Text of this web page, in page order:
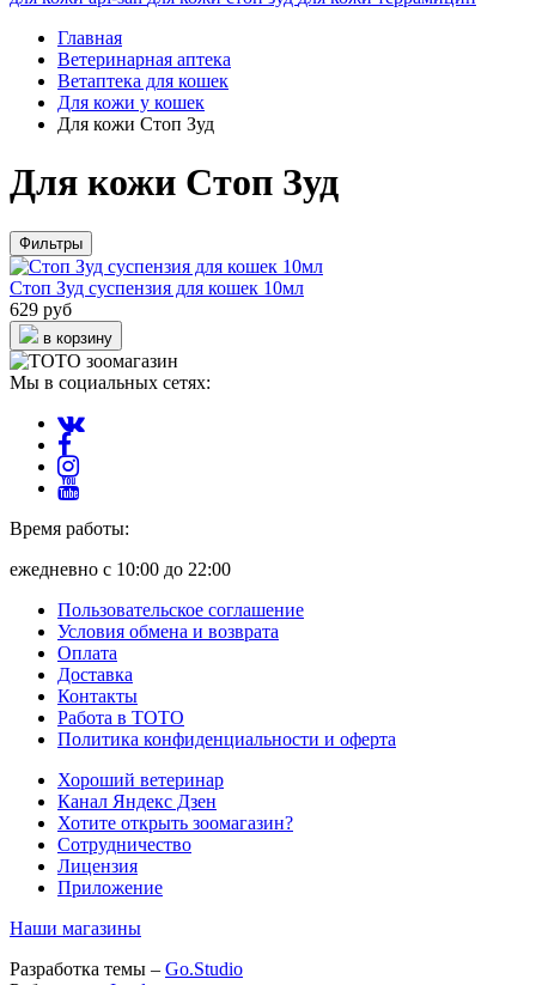
Главная
Ветеринарная аптека
Ветаптека для кошек
Для кожи у кошек
Для кожи Стоп Зуд
Для кожи Стоп Зуд
Фильтры
Стоп Зуд суспензия для кошек 10мл
629 руб
в корзину
Мы в социальных сетях:
Время работы:
ежедневно с 10:00 до 22:00
Пользовательское соглашение
Условия обмена и возврата
Оплата
Доставка
Контакты
Работа в ТОТО
Политика конфиденциальности и оферта
Хороший ветеринар
Канал Яндекс Дзен
Хотите открыть зоомагазин?
Сотрудничество
Лицензия
Приложение
Наши магазины
Разработка темы – Go.Studio